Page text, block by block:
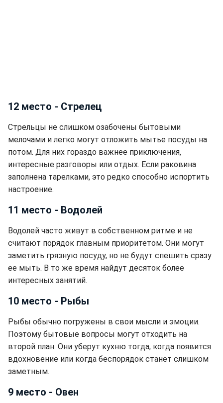
12 место - Стрелец
Стрельцы не слишком озабочены бытовыми
мелочами и легко могут отложить мытье посуды на
потом. Для них гораздо важнее приключения,
интересные разговоры или отдых. Если раковина
заполнена тарелками, это редко способно испортить
настроение.
11 место - Водолей
Водолей часто живут в собственном ритме и не
считают порядок главным приоритетом. Они могут
заметить грязную посуду, но не будут спешить сразу
ее мыть. В то же время найдут десяток более
интересных занятий.
10 место - Рыбы
Рыбы обычно погружены в свои мысли и эмоции.
Поэтому бытовые вопросы могут отходить на
второй план. Они уберут кухню тогда, когда появится
вдохновение или когда беспорядок станет слишком
заметным.
9 место - Овен